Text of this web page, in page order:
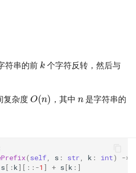
结
节
符串的前
个字符反转，然后与
复杂度
O ( n)
，其中
是字符串的
( self, s : str, k : int) ->
s[:k][:: -1 ] + s[k :]